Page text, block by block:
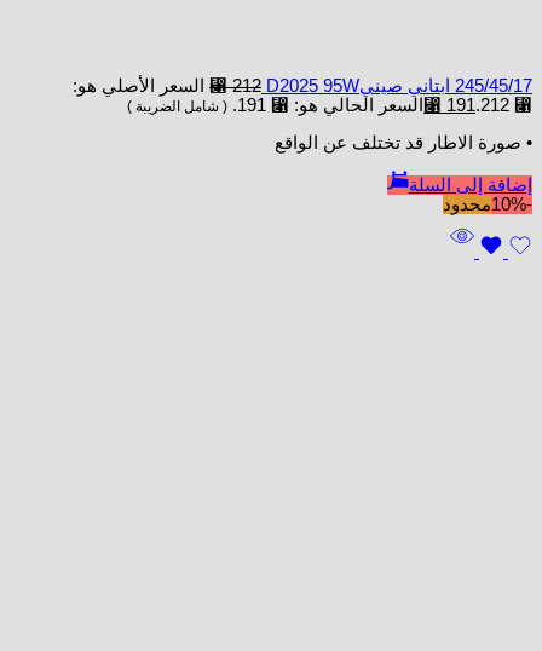
245/45/17 ابتاني صينيD2025 95W ⃁212
السعر الأصلي هو:
⃁ 212.
⃁ 191 السعر الحالي هو: ⃁ 191. ( شامل الضريبة )
• صورة الاطار قد تختلف عن الواقع
إضافة إلى السلة
-10%
محدود